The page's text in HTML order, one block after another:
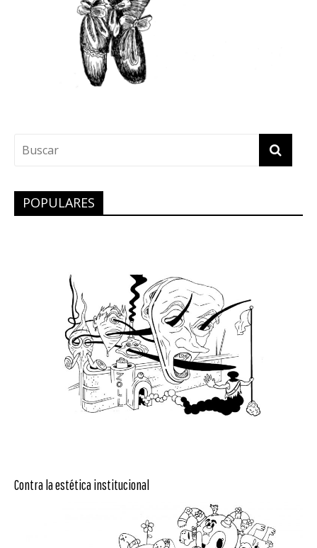
POPULARES
Contra la estética institucional